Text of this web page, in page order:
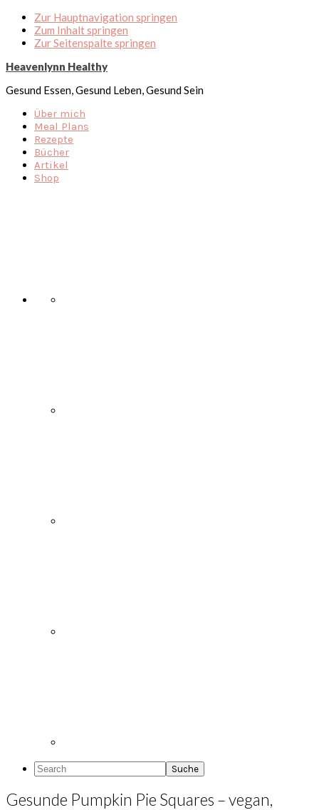
Zur Hauptnavigation springen
Zum Inhalt springen
Zur Seitenspalte springen
Heavenlynn Healthy
Gesund Essen, Gesund Leben, Gesund Sein
Über mich
Meal Plans
Rezepte
Bücher
Artikel
Shop
Search
Gesunde Pumpkin Pie Squares – vegan,